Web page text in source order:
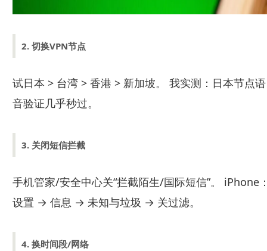
2. 切换VPN节点
试日本 > 台湾 > 香港 > 新加坡。 我实测：日本节点语
音验证几乎秒过。
3. 关闭短信拦截
手机管家/安全中心关“拦截陌生/国际短信”。 iPhone
设置 → 信息 → 未知与垃圾 → 关过滤。
4. 换时间段/网络